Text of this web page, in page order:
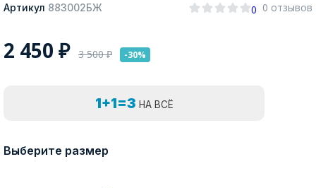
Артикул 883002БЖ 0 0 отзывов
2 450 ₽ 3 500₽ -30%
1+1=3 НА ВСЁ
Выберите размер